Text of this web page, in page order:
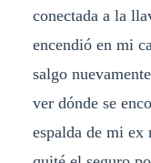
conectada a la
encendió en mi
salgo
ver dónde se
espalda de mi